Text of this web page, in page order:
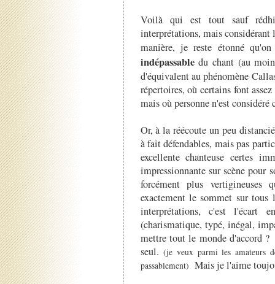
Voilà qui est tout sauf
interprétations, mais
manière, je reste étonné
indépassabledu chant (au
d'équivalent au phénomène
répertoires, où certains font
mais où personne n'est
Or, à la réécoute un peu
à fait défendables, mais pas
excellente chanteuse certes
impressionnante sur scène pour
forcément plus
exactement le sommet sur
interprétations, c'est l'écart
(charismatique, typé, inégal,
mettre tout le monde d'accord
seul.(je veux parmi les amateurs
passablement) Mais je l'aime